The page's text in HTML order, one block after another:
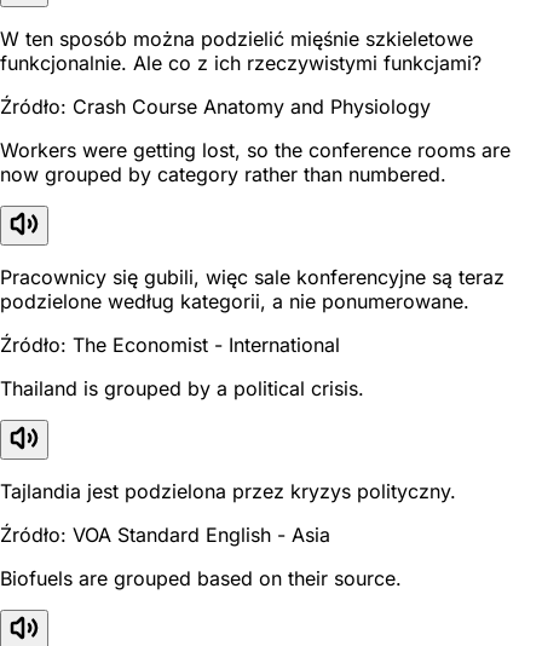
W ten sposób można podzielić mięśnie szkieletowe
funkcjonalnie. Ale co z ich rzeczywistymi funkcjami?
Źródło: Crash Course Anatomy and Physiology
Workers were getting lost, so the conference rooms are
now grouped by category rather than numbered.
Pracownicy się gubili, więc sale konferencyjne są teraz
podzielone według kategorii, a nie ponumerowane.
Źródło: The Economist - International
Thailand is grouped by a political crisis.
Tajlandia jest podzielona przez kryzys polityczny.
Źródło: VOA Standard English - Asia
Biofuels are grouped based on their source.